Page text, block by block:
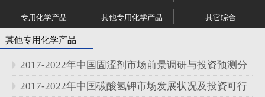
管理咨询
大数据
专用化学产品 其他专用化学产品 其它综合
其他专用化学产品
2017-2022年中国固涩剂市场前景调研与投资预测分
析报告
2017-2022年中国碳酸氢钾市场发展状况及投资可行